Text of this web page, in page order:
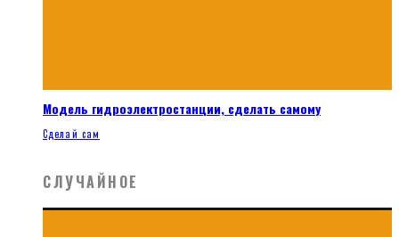
Модель гидроэлектростанции, сделать самому
Сделай сам
СЛУЧАЙНОЕ